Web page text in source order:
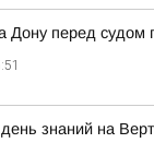
Дону перед судом
знаний на